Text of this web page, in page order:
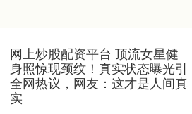
网上炒股配资平台 顶流女星健
身照惊现颈纹！真实状态曝光引
全网热议，网友：这才是人间真
实